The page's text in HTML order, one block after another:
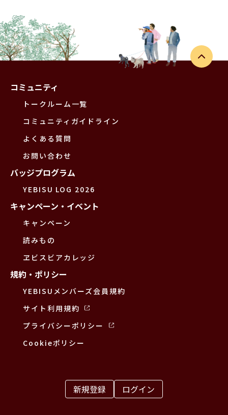
コミュニティ
トークルーム一覧
コミュニティガイドライン
よくある質問
お問い合わせ
バッジプログラム
YEBISU LOG 2026
キャンペーン・イベント
キャンペーン
読みもの
ヱビスビアカレッジ
規約・ポリシー
YEBISUメンバーズ会員規約
サイト利用規約
プライバシーポリシー
Cookieポリシー
新規登録 ログイン